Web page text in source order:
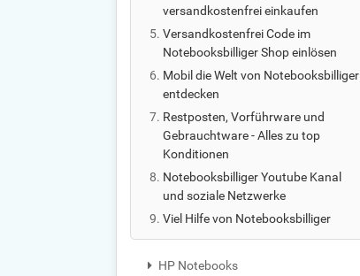
versandkostenfrei einkaufen
Versandkostenfrei Code im
Notebooksbilliger Shop einlösen
Mobil die Welt von Notebooksbilliger
entdecken
Restposten, Vorführware und
Gebrauchtware - Alles zu top
Konditionen
Notebooksbilliger Youtube Kanal
und soziale Netzwerke
Viel Hilfe von Notebooksbilliger
HP Notebooks